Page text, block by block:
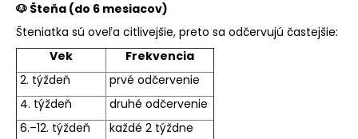
🐶 Šteňa (do 6 mesiacov)
Šteniatka sú oveľa citlivejšie, preto sa odčervujú častejšie:
Vek
Frekvencia
2. týždeň
prvé odčervenie
4. týždeň
druhé odčervenie
6.–12. týždeň
každé 2 týždne